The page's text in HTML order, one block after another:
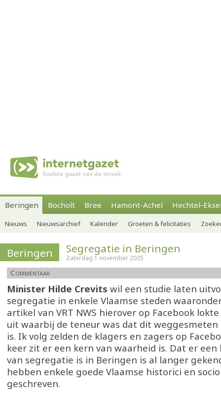
Beringen Bocholt Bree Hamont-Achel Hechtel-
Nieuws Nieuwsarchief Kalender Groeten & felicitaties
Beringen Segregatie in Beringen
Zaterdag 1 november 2025
Commentaar
Minister Hilde Crevits wil een studie laten
segregatie in enkele Vlaamse steden
artikel van VRT NWS hierover op Facebook
uit waarbij de teneur was dat dit
is. Ik volg zelden de klagers en zagers op
keer zit er een kern van waarheid is. Dat er
van segregatie is in Beringen is al langer
hebben enkele goede Vlaamse historici en
geschreven.